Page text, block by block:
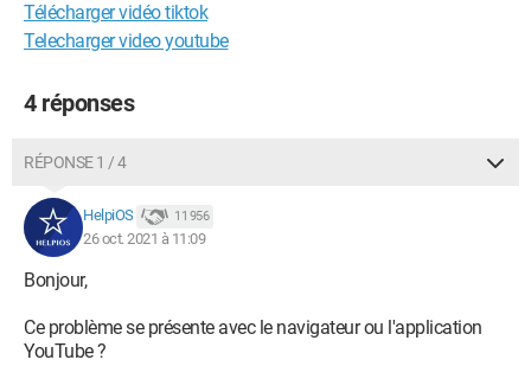
Télécharger vidéo tiktok
Telecharger video youtube
4 réponses
RÉPONSE 1 / 4
HelpiOS 11 956
26 oct. 2021 à 11:09
Bonjour,
Ce problème se présente avec le navigateur ou l'application
YouTube ?